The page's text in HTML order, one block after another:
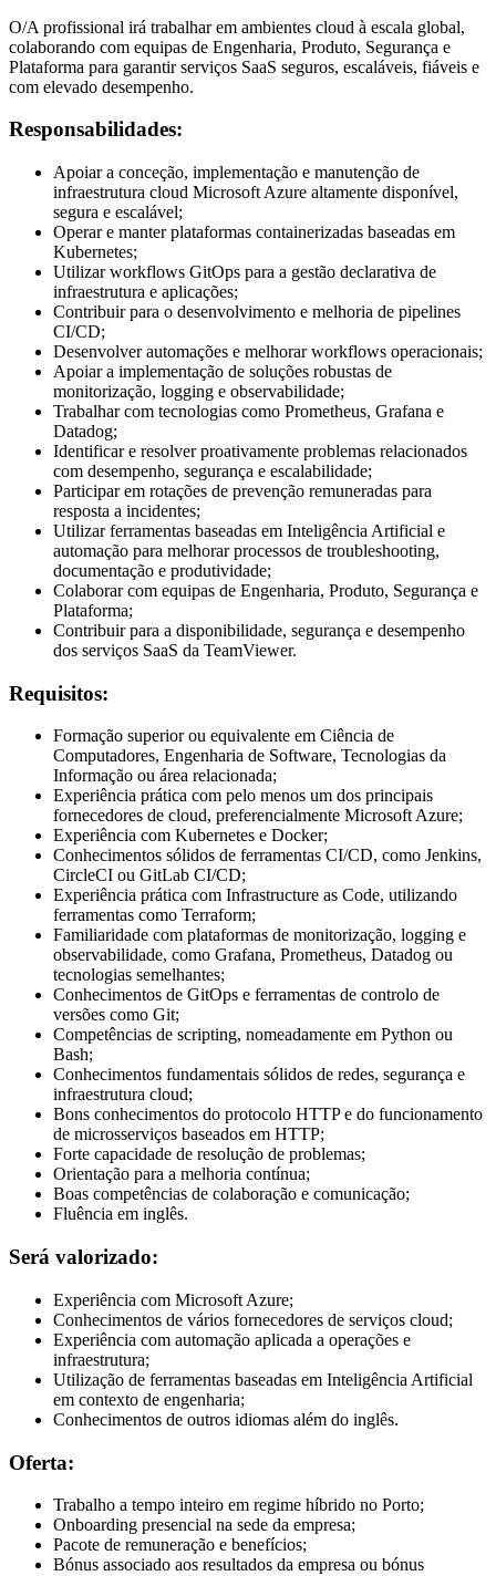
O/A profissional irá trabalhar em ambientes cloud à escala global,
colaborando com equipas de Engenharia, Produto, Segurança e
Plataforma para garantir serviços SaaS seguros, escaláveis, fiáveis e
com elevado desempenho.
Responsabilidades:
Apoiar a conceção, implementação e manutenção de
infraestrutura cloud Microsoft Azure altamente disponível,
segura e escalável;
Operar e manter plataformas containerizadas baseadas em
Kubernetes;
Utilizar workflows GitOps para a gestão declarativa de
infraestrutura e aplicações;
Contribuir para o desenvolvimento e melhoria de pipelines
CI/CD;
Desenvolver automações e melhorar workflows operacionais;
Apoiar a implementação de soluções robustas de
monitorização, logging e observabilidade;
Trabalhar com tecnologias como Prometheus, Grafana e
Datadog;
Identificar e resolver proativamente problemas relacionados
com desempenho, segurança e escalabilidade;
Participar em rotações de prevenção remuneradas para
resposta a incidentes;
Utilizar ferramentas baseadas em Inteligência Artificial e
automação para melhorar processos de troubleshooting,
documentação e produtividade;
Colaborar com equipas de Engenharia, Produto, Segurança e
Plataforma;
Contribuir para a disponibilidade, segurança e desempenho
dos serviços SaaS da TeamViewer.
Requisitos:
Formação superior ou equivalente em Ciência de
Computadores, Engenharia de Software, Tecnologias da
Informação ou área relacionada;
Experiência prática com pelo menos um dos principais
fornecedores de cloud, preferencialmente Microsoft Azure;
Experiência com Kubernetes e Docker;
Conhecimentos sólidos de ferramentas CI/CD, como Jenkins,
CircleCI ou GitLab CI/CD;
Experiência prática com Infrastructure as Code, utilizando
ferramentas como Terraform;
Familiaridade com plataformas de monitorização, logging e
observabilidade, como Grafana, Prometheus, Datadog ou
tecnologias semelhantes;
Conhecimentos de GitOps e ferramentas de controlo de
versões como Git;
Competências de scripting, nomeadamente em Python ou
Bash;
Conhecimentos fundamentais sólidos de redes, segurança e
infraestrutura cloud;
Bons conhecimentos do protocolo HTTP e do funcionamento
de microsserviços baseados em HTTP;
Forte capacidade de resolução de problemas;
Orientação para a melhoria contínua;
Boas competências de colaboração e comunicação;
Fluência em inglês.
Será valorizado:
Experiência com Microsoft Azure;
Conhecimentos de vários fornecedores de serviços cloud;
Experiência com automação aplicada a operações e
infraestrutura;
Utilização de ferramentas baseadas em Inteligência Artificial
em contexto de engenharia;
Conhecimentos de outros idiomas além do inglês.
Oferta:
Trabalho a tempo inteiro em regime híbrido no Porto;
Onboarding presencial na sede da empresa;
Pacote de remuneração e benefícios;
Bónus associado aos resultados da empresa ou bónus